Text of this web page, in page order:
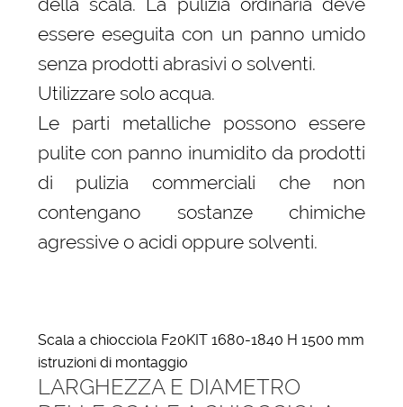
essere eseguita con un panno umido
senza prodotti abrasivi o solventi.
Utilizzare solo acqua.
Le parti metalliche possono essere
pulite con panno inumidito da prodotti
di pulizia commerciali che non
contengano sostanze chimiche
agressive o acidi oppure solventi.
Scala a chiocciola F20KIT 1680-1840 H 1500 mm
istruzioni di montaggio
LARGHEZZA E DIAMETRO